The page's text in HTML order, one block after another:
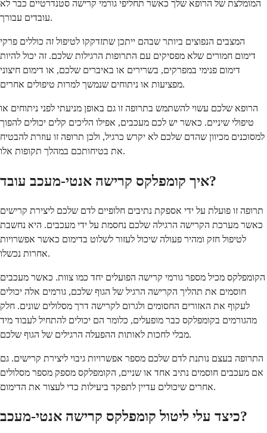
המומלצת של הרופא שלך כאשר תחליפי גורמי קרישה סטנדרטיים כבר לא
עובדים עבורך.
המצבים הנפוצים ביותר שבהם ייתכן שתזדקקו לטיפול זה כוללים פרקי
דימום חמורים שלא מפסיקים עם התרופות הרגילות שלכם. זה יכול להיות
דימום פנימי במפרקים, בשרירים או באיברים שלכם, או דימום חיצוני
מפציעות או ניתוחים שנמשך למרות טיפולים אחרים.
הרופא שלכם עשוי להשתמש בתרופה זו גם באופן מניעתי לפני ניתוחים או
טיפולי שיניים. כאשר יש לכם מעכבים, אפילו הליכים קלים יכולים להפוך
למסוכנים מכיוון שהדם שלכם לא יקרש כרגיל, ולכן תרופה זו עוזרת להבטיח
את בטיחותכם במהלך תקופות אלו.
איך קומפלקס קרישה אנטי-מעכב עובד?
תרופה זו פועלת על ידי אספקת נתיבים חלופיים לדם שלכם ליצירת קרישים
כאשר מערכת הקרישה הרגילה שלכם נחסמת על ידי מעכבים. היא נחשבת
לטיפול חזק ומהיר פעולה שיכול לעזור לשלוט בדימום כאשר אפשרויות
אחרות נכשלו.
הקומפלקס מכיל מספר גורמי קרישה הפועלים יחד כמו צוות. כאשר מעכבים
חוסמים את תהליך הקרישה הרגיל של הגוף שלכם, גורמים אלה יכולים
לעקוף את האזורים החסומים ולגרום לקרישה דרך מסלולים שונים. חלק
מהגורמים בקומפלקס כבר מופעלים, כלומר הם יכולים להתחיל לעבוד מיד
מבלי לחכות לאותות ההפעלה הרגילים של הגוף שלכם.
התרופה בעצם נותנת לדם שלכם מספר אפשרויות גיבוי ליצירת קרישים. גם
אם מעכבים חוסמים נתיב אחד או שניים, הקומפלקס מספק מספר מסלולים
אחרים שיכולים עדיין לתפקד ביעילות כדי לעצור את הדימום.
כיצד עלי ליטול קומפלקס קרישה אנטי-מעכב?